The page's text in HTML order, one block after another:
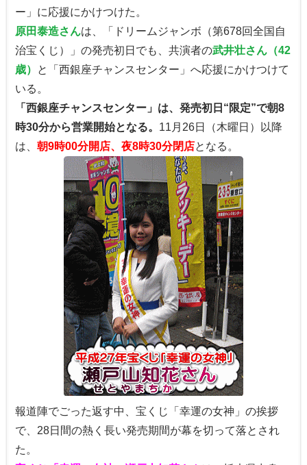
ー」に応援にかけつけた。
原田泰造さんは、「ドリームジャンボ（第678回全国自
治宝くじ）」の発売初日でも、共演者の武井壮さん（42
歳）
と「西銀座チャンスセンター」へ応援にかけつけて
いる。
「西銀座チャンスセンター」は、発売初日“限定”で朝8
時30分から営業開始となる。 11月26日（木曜日）以降
は、 朝9時00分開店、夜8時30分閉店となる。
報道陣でごった返す中、宝くじ「幸運の女神」の挨拶
で、28日間の熱く長い発売期間が幕を切って落とされ
た。